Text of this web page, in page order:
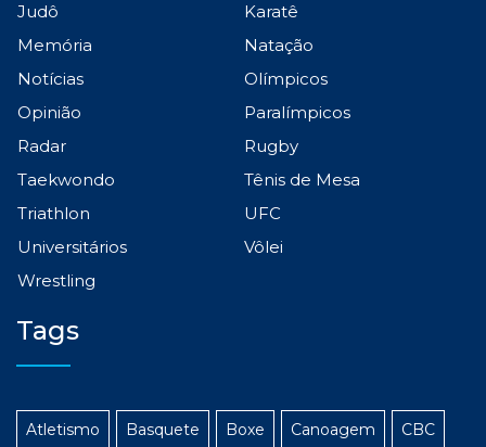
Judô
Karatê
Memória
Natação
Notícias
Olímpicos
Opinião
Paralímpicos
Radar
Rugby
Taekwondo
Tênis de Mesa
Triathlon
UFC
Universitários
Vôlei
Wrestling
Tags
Atletismo Basquete Boxe Canoagem CBC